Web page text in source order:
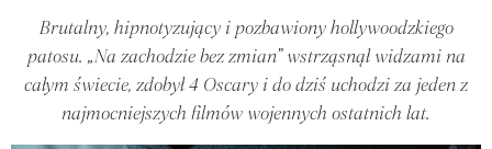
Brutalny, hipnotyzujący i pozbawiony hollywoodzkiego
patosu. „Na zachodzie bez zmian” wstrząsnął widzami na
całym świecie, zdobył 4 Oscary i do dziś uchodzi za jeden z
najmocniejszych filmów wojennych ostatnich lat.